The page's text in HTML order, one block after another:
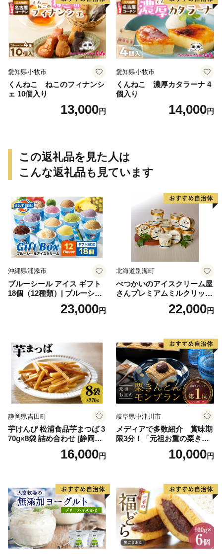
愛知県小牧市
くんねこ ねこのフィナンシ
ェ 10個入り
13,000円
愛知県小牧市
くんねこ 濃厚カタラーナ 4
個入り
14,000円
この返礼品を見た人は
こんな返礼品も見ています
沖縄県浦添市
ブルーシール アイス ギフト
18個（12種類）| ブルーシー
ルアイス ブルーシールアイ
スクリーム 着日指定可能 送
誕生日 カップ 詰め合わせ バ
ラエティ | バニラ チョコレー
ト ストロベリー ピスタチオ
バニラ＆クッキー ウベ 沖縄
紅イモ 塩ちんすこう 沖縄シ
ークヮーサー 沖縄黒糖 琉球
ロイヤルミルクティ 沖縄パ
イン
23,000円
北海道別海町
べつかいのアイスクリーム屋
さんプレミアムミルクリッチ
12個（AP-01）（ 北海道アイ
ス 北海道産アイス アイス ア
道産アイス 道産アイスクリ
ーム ギフト 詰合せ 詰め合わ
せ ふるさと納税 ）
22,000円
静岡県吉田町
芋けんぴ 松浦食品芋まつば 3
70g×8袋 詰め合わせ [静岡伊
勢丹(松浦食品) 静岡県 吉田町
22424274] 芋ケンピ セット
16,000円
岐阜県中津川市
メディアで多数紹介 賞味期
限3分！「元祖お重の栗きん
とんモンブラン」 【未来の
ご褒美】スイーツ 栗 モンブ
子 菓子 F4N-2298
10,000円